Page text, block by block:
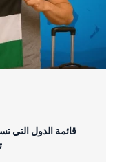
قائمة الدول التي